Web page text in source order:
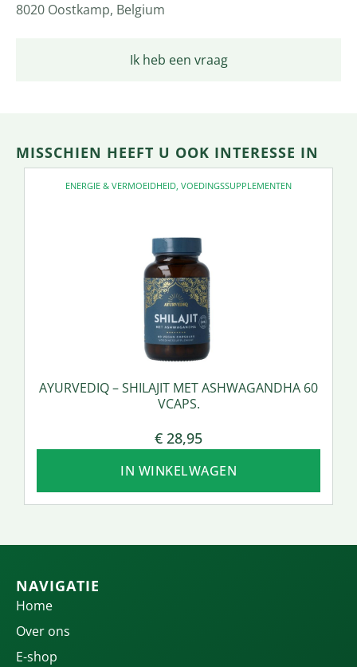
Ik heb een vraag
8020 Oostkamp, Belgium
MISSCHIEN HEEFT U OOK INTERESSE IN
ENERGIE & VERMOEIDHEID VOEDINGSSUPPLEMENTEN
AYURVEDIQ – SHILAJIT MET ASHWAGANDHA 60
VCAPS.
€ 28,95
IN WINKELWAGEN
NAVIGATIE
Home
Over ons
E-shop